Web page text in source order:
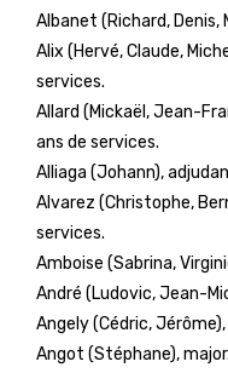
Albanet (Richard, Denis,
Alix (Hervé, Claude,
services.
Allard (Mickaël, Jean-
ans de services.
Alliaga (Johann),
Alvarez (Christophe,
services.
Amboise (Sabrina,
André (Ludovic, Jean-
Angely (Cédric,
Angot (Stéphane),